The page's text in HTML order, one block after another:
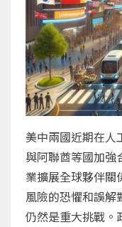
美中兩國近期在人
與阿聯酋等國加強
業擴展全球夥伴關
風險的恐懼和誤解
仍然是重大挑戰。